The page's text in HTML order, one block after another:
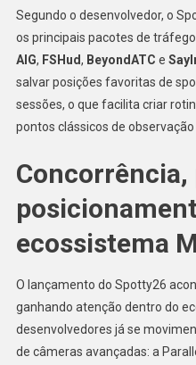
Segundo o desenvolvedor, o
os principais pacotes de
AIG, FSHud, BeyondATC e
salvar posições favoritas de
sessões, o que facilita criar
pontos clássicos de
Concorrência,
ecossistema
O lançamento do Spotty26
ganhando atenção dentro do
desenvolvedores já se
de câmeras avançadas: a